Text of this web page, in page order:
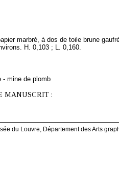
marbré, à dos de toile brune
H. 0,103 ; L. 0,160.
- mine de plomb
MANUSCRIT :
du Louvre, Département des Arts